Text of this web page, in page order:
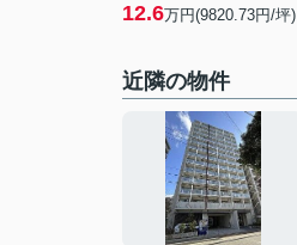
12.6万円(9820.73円/坪)
近隣の物件